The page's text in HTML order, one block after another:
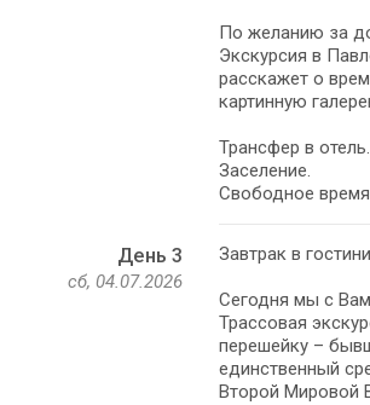
По желанию за
Экскурсия в
расскажет о
картинную
Трансфер в отель.
Заселение.
Свободное
День 3
сб, 04.07.2026
Завтрак в
Сегодня мы с
Трассовая
перешейку –
единственный
Второй Мировой